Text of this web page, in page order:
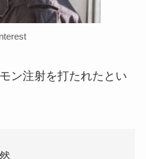
ン注射を打たれたとい